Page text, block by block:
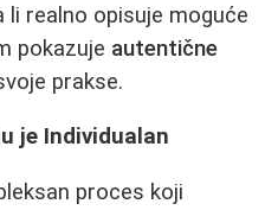
li realno opisuje moguće
pokazuje autentične
prakse.
je Individualan
proces koji